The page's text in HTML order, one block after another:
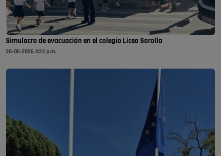
Simulacro de evacuación en el colegio Liceo Sorolla
26-05-2026 4:24 p.m.